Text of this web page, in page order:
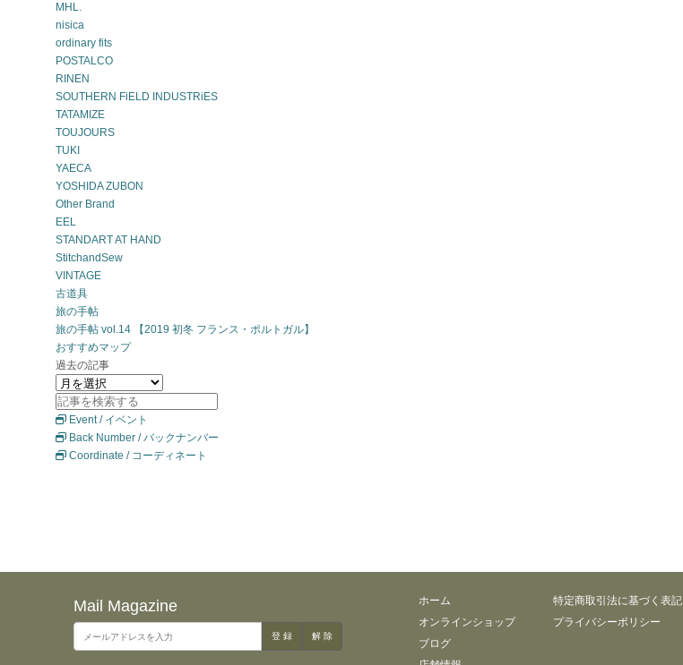
MHL.
nisica
ordinary fits
POSTALCO
RINEN
SOUTHERN FiELD INDUSTRiES
TATAMIZE
TOUJOURS
TUKI
YAECA
YOSHIDA ZUBON
Other Brand
EEL
STANDART AT HAND
StitchandSew
VINTAGE
古道具
旅の手帖
旅の手帖 vol.14 【2019 初冬 フランス・ポルトガル】
おすすめマップ
過去の記事
Event / イベント
Back Number / バックナンバー
Coordinate / コーディネート
Mail Magazine
ホーム
オンラインショップ
ブログ
特定商取引法に基づく表記
プライバシーポリシー